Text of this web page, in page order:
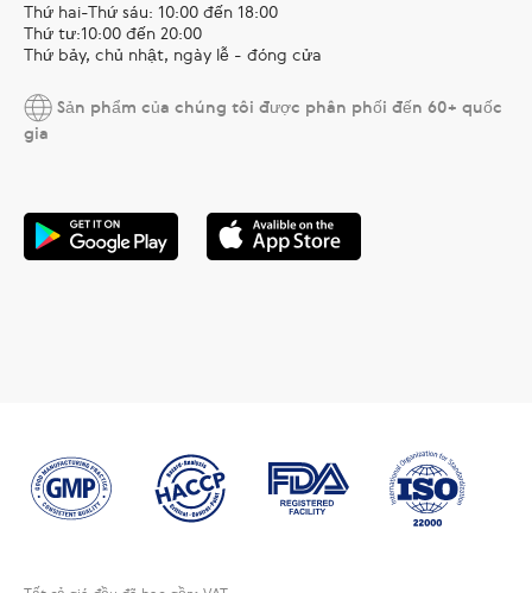
Thứ hai-Thứ sáu: 10:00 đến 18:00
Thứ tư:10:00 đến 20:00
Thứ bảy, chủ nhật, ngày lễ - đóng cửa
Sản phẩm của chúng tôi được phân phối đến 60+ quốc
gia